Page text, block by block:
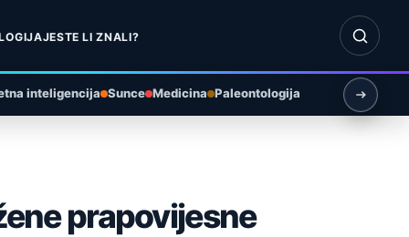
JESTE LI ZNALI?
Otvori
inteligencija Sunce Medicina Paleontologija
prapovijesne